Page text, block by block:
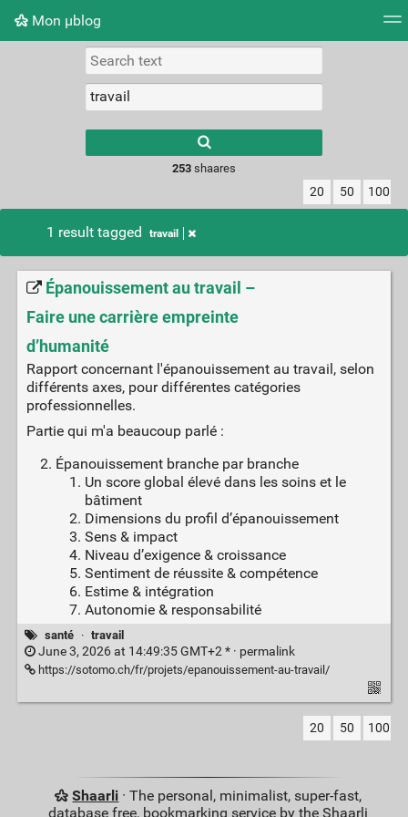
Mon μblog
Picture wall
results.
253shaares
20 50 100
1 result tagged travail
Épanouissement au travail –
Faire une carrière empreinte
d’humanité
Rapport concernant l'épanouissement au travail, selon
différents axes, pour différentes catégories
professionnelles.
Partie qui m'a beaucoup parlé :
Épanouissement branche par branche
Un score global élevé dans les soins et le
bâtiment
Dimensions du profil d’épanouissement
Sens & impact
Niveau d’exigence & croissance
Sentiment de réussite & compétence
Estime & intégration
Autonomie & responsabilité
santé · travail
June 3, 2026 at 14:49:35 GMT+2 * · permalink
https://sotomo.ch/fr/projets/epanouissement-au-travail/
20 50 100
Shaarli · The personal, minimalist, super-fast,
database free, bookmarking service by the Shaarli